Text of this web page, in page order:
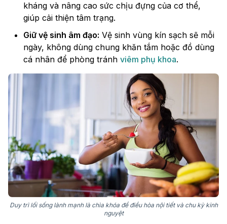
kháng và nâng cao sức chịu đựng của cơ thể,
giúp cải thiện tâm trạng.
Giữ vệ sinh âm đạo: Vệ sinh vùng kín sạch sẽ mỗi
ngày, không dùng chung khăn tắm hoặc đồ dùng
cá nhân để phòng tránh viêm phụ khoa.
Duy trì lối sống lành mạnh là chìa khóa để điều hòa nội tiết và chu kỳ kinh
nguyệt